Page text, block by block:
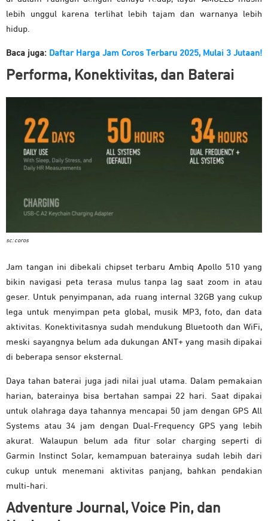
lebih unggul karena terlihat lebih tajam dan warnanya lebih
hidup.
Baca juga: Daftar Harga Jam Coros Terbaru 2025, Mulai 3 Jutaan!
Performa, Konektivitas, dan Baterai
sc: coros
Jam tangan ini dibekali chipset terbaru Ambiq Apollo 510 yang
bikin navigasi peta terasa mulus tanpa lag saat zoom in atau
geser. Untuk penyimpanan, ada ruang internal 32GB yang cukup
lega untuk menyimpan peta global, musik MP3, foto, dan data
aktivitas. Konektivitasnya sudah mendukung Bluetooth dan WiFi,
meski sayangnya belum ada dukungan ANT+ yang masih dipakai
di beberapa sensor eksternal.
Daya tahan baterai juga jadi nilai jual utama. Dalam pemakaian
harian, baterainya bisa bertahan sampai 22 hari. Saat dipakai
untuk olahraga daya tahannya mencapai 50 jam dengan GPS All
Systems atau 34 jam dengan Dual-Frequency GPS yang lebih
akurat. Walaupun belum ada fitur solar charging seperti di
Garmin Instinct Solar, kemampuan baterainya sudah lebih dari
cukup untuk menemani aktivitas panjang, bahkan pendakian
multi-hari.
Adventure Journal, Voice Pin, dan